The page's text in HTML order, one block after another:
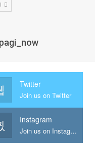
Twitter
Join us on Twitter
Instagram
Join us on Instagram